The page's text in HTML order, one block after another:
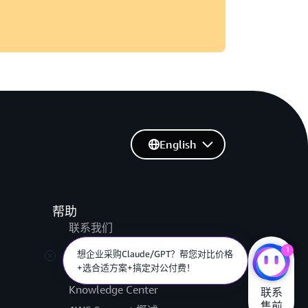
帮助
联系我们
提交支持工单
AWS re:Post
Knowledge Center
English
想企业采购Claude/GPT？帮您对比价格
+选合适方案+搞定对公付费！
1
联系